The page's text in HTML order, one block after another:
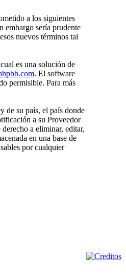
a los siguientes
embargo sería prudente
nuevos términos tal
es una solución de
. El software
permisible. Para más
de su país, el país donde
a su Proveedor
a eliminar, editar,
en una base de
por cualquier